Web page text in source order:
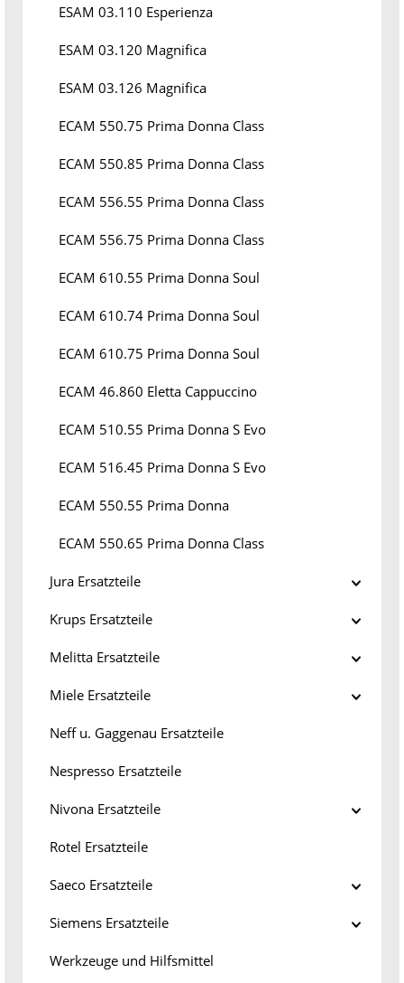
ESAM 03.110 Esperienza
ESAM 03.120 Magnifica
ESAM 03.126 Magnifica
ECAM 550.75 Prima Donna Class
ECAM 550.85 Prima Donna Class
ECAM 556.55 Prima Donna Class
ECAM 556.75 Prima Donna Class
ECAM 610.55 Prima Donna Soul
ECAM 610.74 Prima Donna Soul
ECAM 610.75 Prima Donna Soul
ECAM 46.860 Eletta Cappuccino
ECAM 510.55 Prima Donna S Evo
ECAM 516.45 Prima Donna S Evo
ECAM 550.55 Prima Donna
ECAM 550.65 Prima Donna Class
Jura Ersatzteile
Krups Ersatzteile
Melitta Ersatzteile
Miele Ersatzteile
Neff u. Gaggenau Ersatzteile
Nespresso Ersatzteile
Nivona Ersatzteile
Rotel Ersatzteile
Saeco Ersatzteile
Siemens Ersatzteile
Werkzeuge und Hilfsmittel